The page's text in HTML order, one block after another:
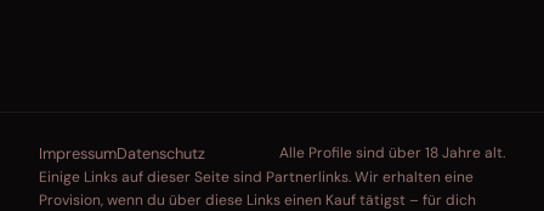
ImpressumDatenschutz
Alle Profile sind über 18 Jahre alt.
Einige Links auf dieser Seite sind Partnerlinks. Wir erhalten eine
Provision, wenn du über diese Links einen Kauf tätigst – für dich